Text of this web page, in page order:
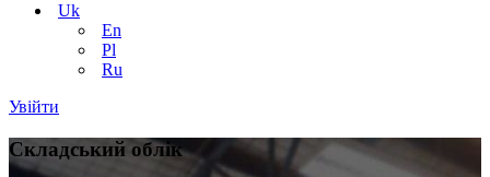
Uk
En
Pl
Ru
Увійти
Складський облік